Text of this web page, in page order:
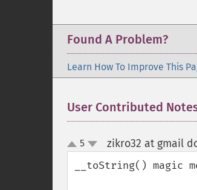
Found A Problem?
Learn How To Improve This
User Contributed
up
down
5 zikro32 at gmail
__toString()